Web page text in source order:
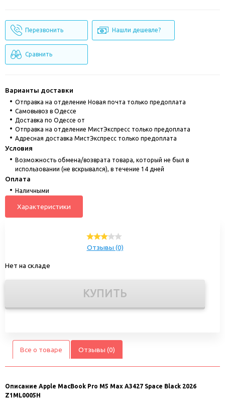
Перезвонить Нашли дешевле?
Сравнить
Варианты доставки
Отправка на отделение Новая почта только предоплата
Cамовывоз в Одессе
Доставка по Одессе от
Отправка на отделение МистЭкспресс только предоплата
Адресная доставка МистЭкспресс только предоплата
Условия
Возможность обмена/возврата товара, который не был в
использовании (не вскрывался), в течение 14 дней
Оплата
Наличными
Характеристики
Отзывы (0)
Нет на складе
КУПИТЬ
Все о товаре Отзывы (0)
Описание Apple MacBook Pro M5 Max A3427 Space Black 2026
Z1ML0005H